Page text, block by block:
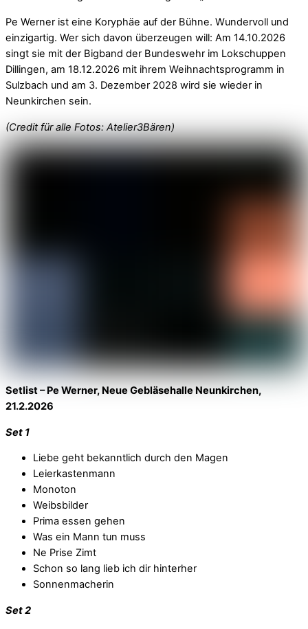
Pe Werner ist eine Koryphäe auf der Bühne. Wundervoll und
einzigartig. Wer sich davon überzeugen will: Am 14.10.2026
singt sie mit der Bigband der Bundeswehr im Lokschuppen
Dillingen, am 18.12.2026 mit ihrem Weihnachtsprogramm in
Sulzbach und am 3. Dezember 2028 wird sie wieder in
Neunkirchen sein.
(Credit für alle Fotos: Atelier3Bären)
Setlist – Pe Werner, Neue Gebläsehalle Neunkirchen,
21.2.2026
Set 1
Liebe geht bekanntlich durch den Magen
Leierkastenmann
Monoton
Weibsbilder
Prima essen gehen
Was ein Mann tun muss
Ne Prise Zimt
Schon so lang lieb ich dir hinterher
Sonnenmacherin
Set 2